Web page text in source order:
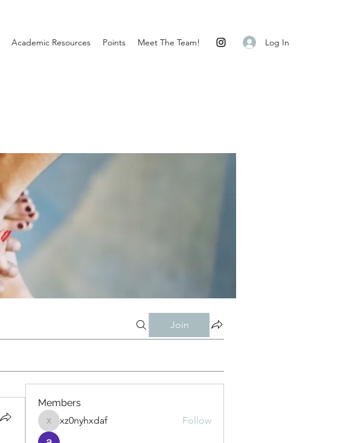
Academic Resources Points Meet The Team! Log In
Join
Members
xz0nyhxdaf
xz0nyhxdaf Follow